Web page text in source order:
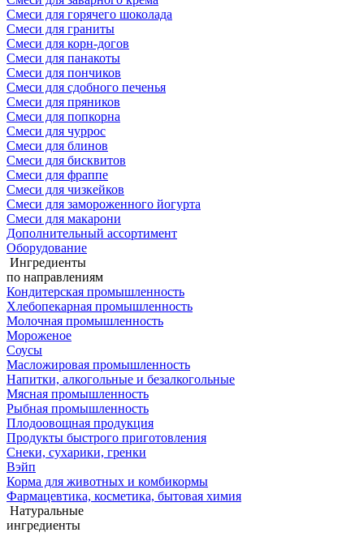
Смеси для горячего шоколада
Смеси для граниты
Смеси для корн-догов
Смеси для панакоты
Смеси для пончиков
Смеси для сдобного печенья
Смеси для пряников
Смеси для попкорна
Смеси для чуррос
Смеси для блинов
Смеси для бисквитов
Смеси для фраппе
Смеси для чизкейков
Смеси для замороженного йогурта
Смеси для макарони
Дополнительный ассортимент
Оборудование
Ингредиенты
по направлениям
Кондитерская промышленность
Хлебопекарная промышленность
Молочная промышленность
Мороженое
Соусы
Масложировая промышленность
Напитки, алкогольные и безалкогольные
Мясная промышленность
Рыбная промышленность
Плодоовощная продукция
Продукты быстрого приготовления
Снеки, сухарики, гренки
Вэйп
Корма для животных и комбикормы
Фармацевтика, косметика, бытовая химия
Натуральные
ингредиенты